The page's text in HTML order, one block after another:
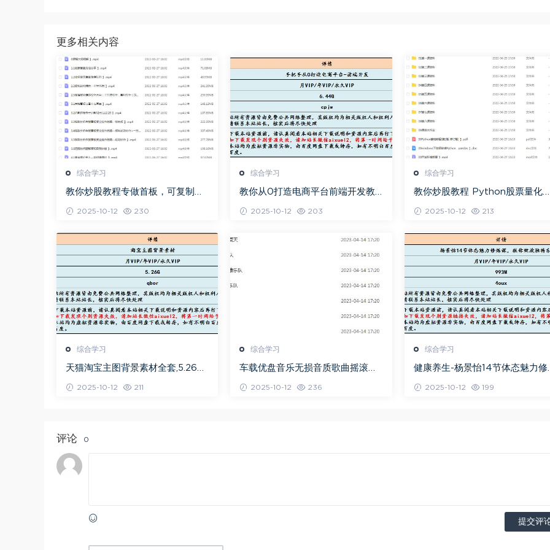
更多相关内容
综合学习
教你炒股教程专做首板，可复制的
2025-10-12 230
综合学习
教你从0打造电商平台前端开发教
2025-10-12 203
综合学习
教你炒股教程 Python股票量化
2025-10-12 213
综合学习
天猫淘宝主图背景素材全套,5.26G
2025-10-12 211
综合学习
车载优盘音乐无损音质歌曲摇滚歌
2025-10-12 236
综合学习
健康养生-杨景怡14节体态魅力修
打包下载
2025-10-12 199
评论 0
提交评